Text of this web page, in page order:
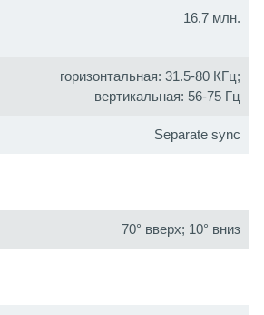
16.7 млн.
горизонтальная: 31.5-80 КГц;
вертикальная: 56-75 Гц
Separate sync
70° вверх; 10° вниз